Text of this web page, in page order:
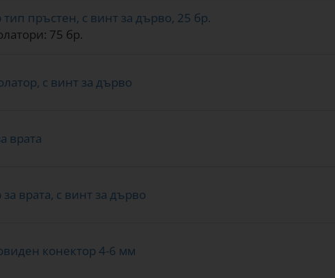
тип пръстен, с винт за дърво, 25 бр.
75 бр.
с винт за дърво
врата
врата, с винт за дърво
конектор 4-6 мм